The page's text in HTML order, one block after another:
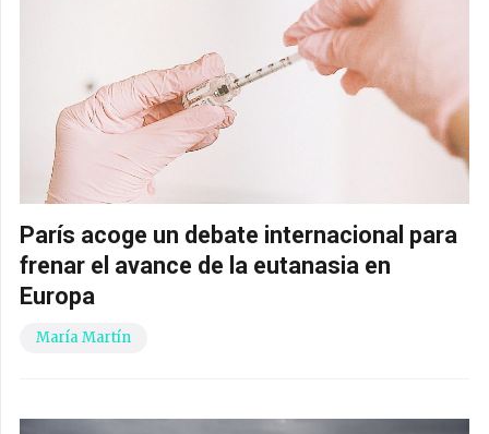
París acoge un debate internacional para
frenar el avance de la eutanasia en
Europa
María Martín